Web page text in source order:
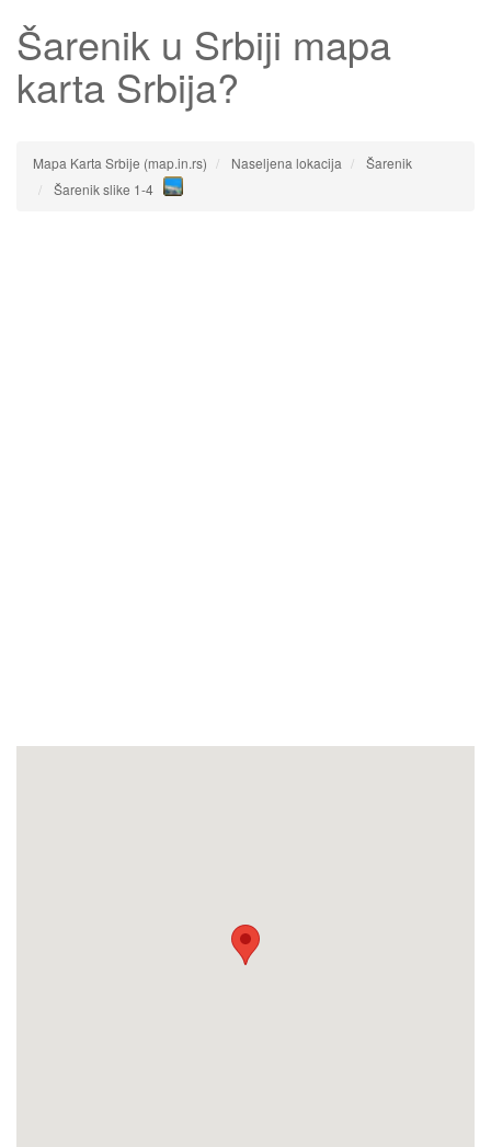
Šarenik u Srbiji mapa
karta Srbija?
Mapa Karta Srbije (map.in.rs) Naseljena lokacija
Šarenik
Šarenik slike 1-4